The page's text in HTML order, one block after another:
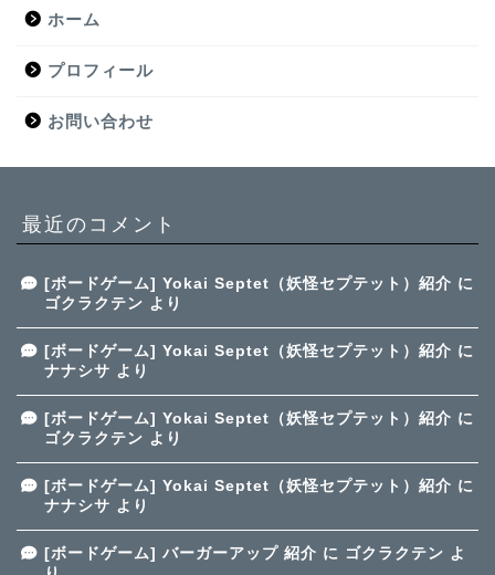
ホーム
プロフィール
お問い合わせ
最近のコメント
[ボードゲーム] Yokai Septet（妖怪セプテット）紹介 に
ゴクラクテン より
[ボードゲーム] Yokai Septet（妖怪セプテット）紹介 に
ナナシサ より
[ボードゲーム] Yokai Septet（妖怪セプテット）紹介 に
ゴクラクテン より
[ボードゲーム] Yokai Septet（妖怪セプテット）紹介 に
ナナシサ より
[ボードゲーム] バーガーアップ 紹介 に ゴクラクテン よ